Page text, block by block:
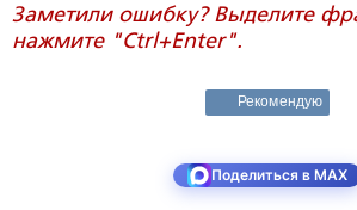
Заметили ошибку? Выделите
нажмите "Ctrl+Enter".
Рекомендую
Поделиться в MAX